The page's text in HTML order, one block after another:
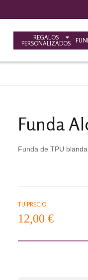
REGALOS
PERSONALIZADOS
Funda
Funda de TPU
TU PRECIO
12,00 €